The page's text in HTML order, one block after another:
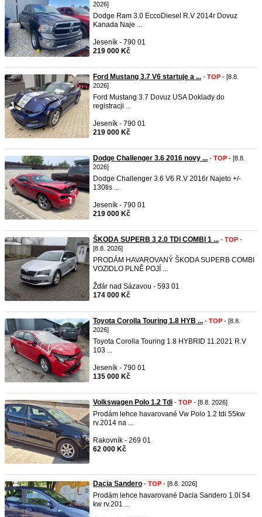
2026]
Dodge Ram 3.0 EccoDiesel R.V 2014r Dovuz
Kanada Naje ...
Jeseník - 790 01
219 000 Kč
Ford Mustang 3.7 V6 startuje a ... - TOP - [8.8.
2026]
Ford Mustang 3.7 Dovuz USA Doklady do
registracji ...
Jeseník - 790 01
219 000 Kč
Dodge Challenger 3.6 2016 novy ... - TOP - [8.8.
2026]
Dodge Challenger 3.6 V6 R.V 2016r Najeto +/-
130tis ...
Jeseník - 790 01
219 000 Kč
ŠKODA SUPERB 3 2.0 TDI COMBI 1 ... - TOP -
[8.8. 2026]
PRODÁM HAVAROVANÝ ŠKODA SUPERB COMBI
VOZIDLO PLNĚ POJÍ ...
Žďár nad Sázavou - 593 01
174 000 Kč
Toyota Corolla Touring 1.8 HYB ... - TOP - [8.8.
2026]
Toyota Corolla Touring 1.8 HYBRID 11.2021 R.V
103 ...
Jeseník - 790 01
135 000 Kč
Volkswagen Polo 1.2 Tdi - TOP - [8.8. 2026]
Prodám lehce havarované Vw Polo 1.2 tdi 55kw
rv.2014 na ...
Rakovník - 269 01
62 000 Kč
Dacia Sandero - TOP - [8.8. 2026]
Prodám lehce havarované Dacia Sandero 1.0í 54
kw rv.201 ...